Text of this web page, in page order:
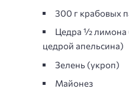
300 г крабовых
Цедра ½ лимона
цедрой апельсина)
Зелень (укроп)
Майонез